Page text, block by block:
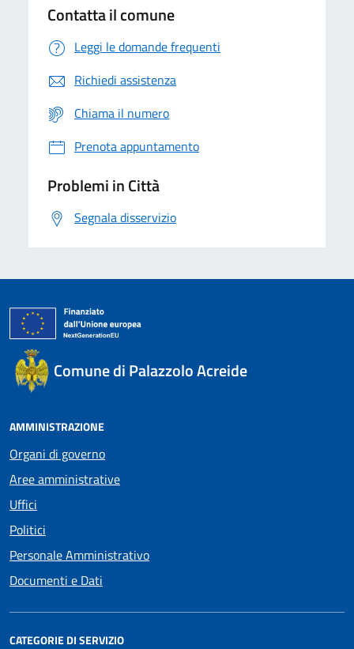
Contatta il comune
Leggi le domande frequenti
Richiedi assistenza
Chiama il numero
Prenota appuntamento
Problemi in Città
Segnala disservizio
Comune di Palazzolo Acreide
AMMINISTRAZIONE
Organi di governo
Aree amministrative
Uffici
Politici
Personale Amministrativo
Documenti e Dati
CATEGORIE DI SERVIZIO